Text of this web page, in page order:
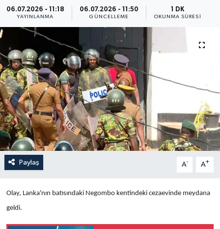
06.07.2026 - 11:18
YAYINLANMA
06.07.2026 - 11:50
GÜNCELLEME
1 DK
OKUNMA SÜRESI
Paylaş A- A+
Olay, Lanka'nın batısındaki Negombo kentindeki cezaevinde meydana
geldi.
Spor
Yaşam
Anali̇z
Bi̇li̇m & Teknoloji̇
Dünya
Eği̇ti̇m
Haber Arşivi